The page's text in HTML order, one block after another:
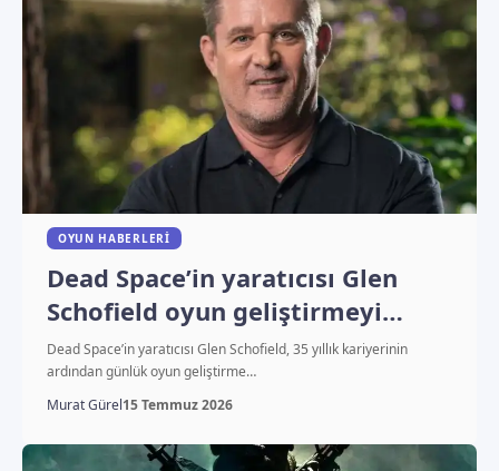
OYUN HABERLERI
Dead Space’in yaratıcısı Glen
Schofield oyun geliştirmeyi
bırakıyor
Dead Space’in yaratıcısı Glen Schofield, 35 yıllık kariyerinin
ardından günlük oyun geliştirme…
Murat Gürel15 Temmuz 2026